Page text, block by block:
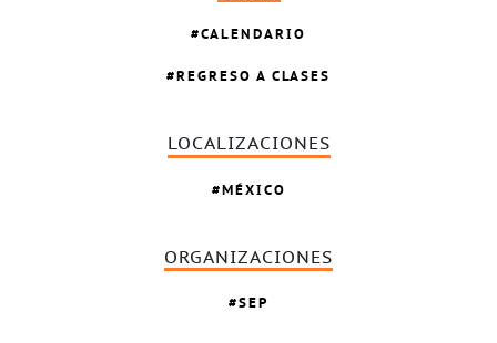
CALENDARIO
REGRESO A CLASES
LOCALIZACIONES
MÉXICO
ORGANIZACIONES
SEP